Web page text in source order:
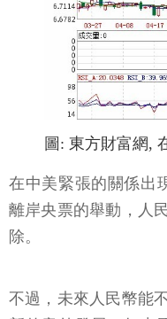
圖: 東方財富網,
在中美緊張的關係出
離岸央票的舉動，人
除。
不過，未來人民幣能